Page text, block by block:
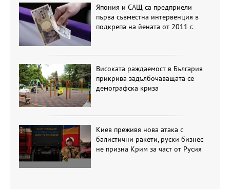
Япония и САЩ са предприели
първа съвместна интервенция в
подкрепа на йената от 2011 г.
Високата раждаемост в България
прикрива задълбочаващата се
демографска криза
Киев преживя нова атака с
балистични ракети, руски бизнес
не призна Крим за част от Русия